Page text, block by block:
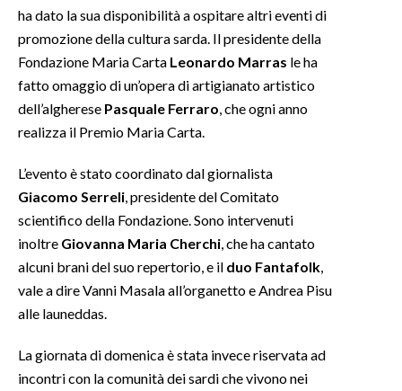
STORE
ha dato la sua disponibilità a ospitare altri eventi di
promozione della cultura sarda. Il presidente della
Fondazione Maria Carta Leonardo Marras le ha
fatto omaggio di un’opera di artigianato artistico
dell’algherese Pasquale Ferraro , che ogni anno
realizza il Premio Maria Carta.
L’evento è stato coordinato dal giornalista
Giacomo Serreli , presidente del Comitato
scientifico della Fondazione. Sono intervenuti
inoltre Giovanna Maria Cherchi , che ha cantato
alcuni brani del suo repertorio, e il duo Fantafolk
vale a dire Vanni Masala all’organetto e Andrea Pisu
alle launeddas.
La giornata di domenica è stata invece riservata ad
incontri con la comunità dei sardi che vivono nei